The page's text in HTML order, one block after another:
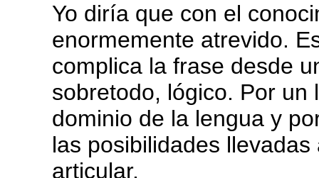
Yo diría que con el
enormemente atrevido.
complica la frase desde
sobretodo, lógico. Por un
dominio de la lengua y
las posibilidades
articular.